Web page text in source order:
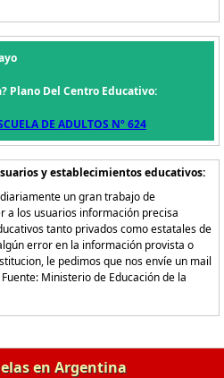
Plano Del Centro Educativo:
DE ADULTOS Nº 624
y establecimientos educativos:
un gran trabajo de
a los usuarios información precisa
tanto privados como estatales de
error en la información provista o
le pedimos que nos envíe un mail
Ministerio de Educación de la
en Argentina